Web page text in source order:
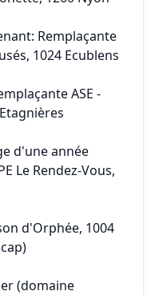
Remplaçante
1024 Ecublens
ASE -
d'une année
Le Rendez-Vous,
d'Orphée, 1004
(domaine